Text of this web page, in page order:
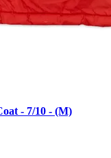
- 7/10 - (M)